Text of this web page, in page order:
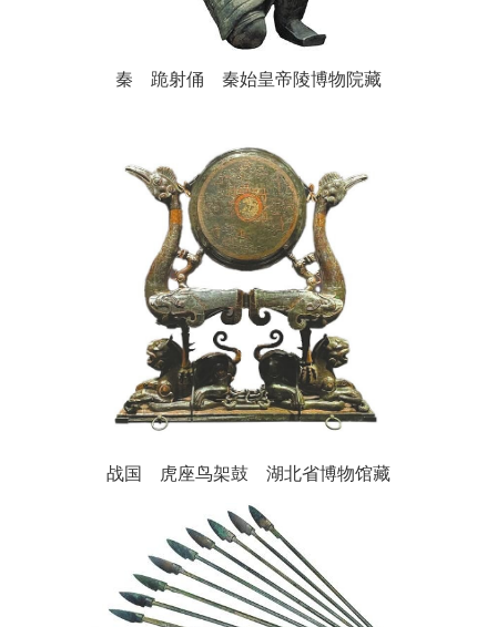
秦 跪射俑 秦始皇帝陵博物院藏
战国 虎座鸟架鼓 湖北省博物馆藏